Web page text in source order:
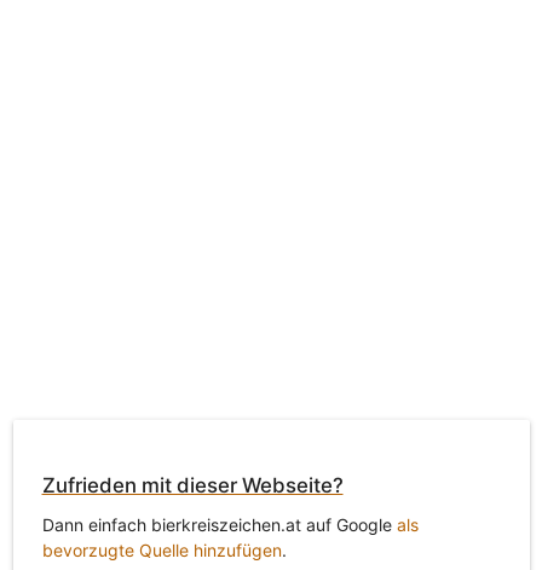
Zufrieden mit dieser Webseite?
Dann einfach bierkreiszeichen.at auf Google als
bevorzugte Quelle hinzufügen.